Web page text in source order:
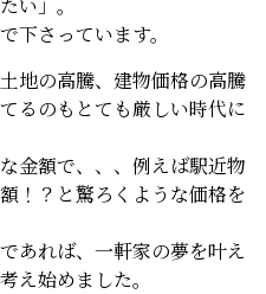
下さっています。
地の高騰、建物価格の高騰
るのもとても厳しい時代に
金額で、、、例えば駅近物
！？と驚ろくような価格を
あれば、一軒家の夢を叶え
え始めました。